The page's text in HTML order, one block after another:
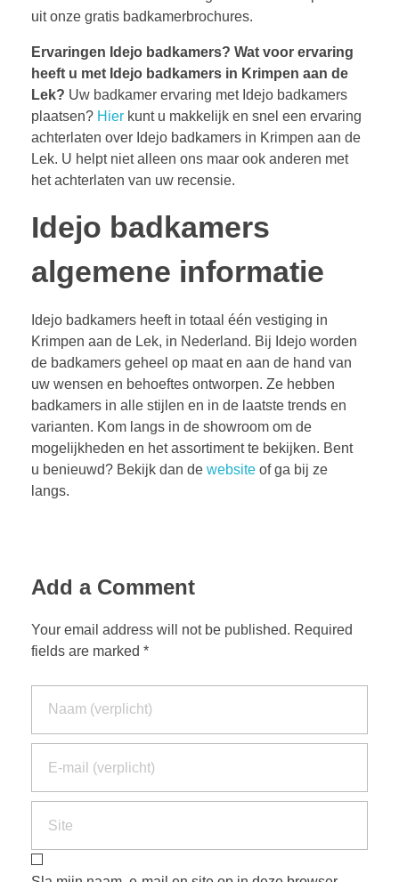
uit onze gratis badkamerbrochures.
Ervaringen Idejo badkamers? Wat voor ervaring
heeft u met Idejo badkamers in Krimpen aan de
Lek? Uw badkamer ervaring met Idejo badkamers
plaatsen? Hier kunt u makkelijk en snel een ervaring
achterlaten over Idejo badkamers in Krimpen aan de
Lek. U helpt niet alleen ons maar ook anderen met
het achterlaten van uw recensie.
Idejo badkamers
algemene informatie
Idejo badkamers heeft in totaal één vestiging in
Krimpen aan de Lek, in Nederland. Bij Idejo worden
de badkamers geheel op maat en aan de hand van
uw wensen en behoeftes ontworpen. Ze hebben
badkamers in alle stijlen en in de laatste trends en
varianten. Kom langs in de showroom om de
mogelijkheden en het assortiment te bekijken. Bent
u benieuwd? Bekijk dan de website of ga bij ze
langs.
Add a Comment
Your email address will not be published. Required
fields are marked *